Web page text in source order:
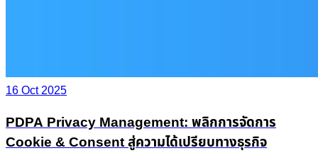
16 Oct 2025
PDPA Privacy Management: พลิกการจัดการ
Cookie & Consent สู่ความได้เปรียบทางธุรกิจ